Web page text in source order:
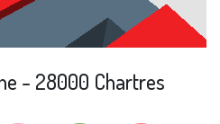
- 28000 Chartres